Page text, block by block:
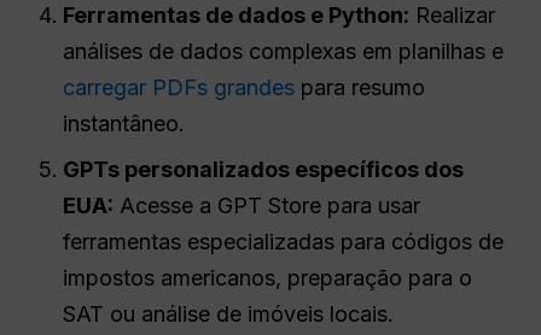
Ferramentas de dados e Python: Realizar
análises de dados complexas em planilhas e
carregar PDFs grandes para resumo
instantâneo.
GPTs personalizados específicos dos
EUA: Acesse a GPT Store para usar
ferramentas especializadas para códigos de
impostos americanos, preparação para o
SAT ou análise de imóveis locais.